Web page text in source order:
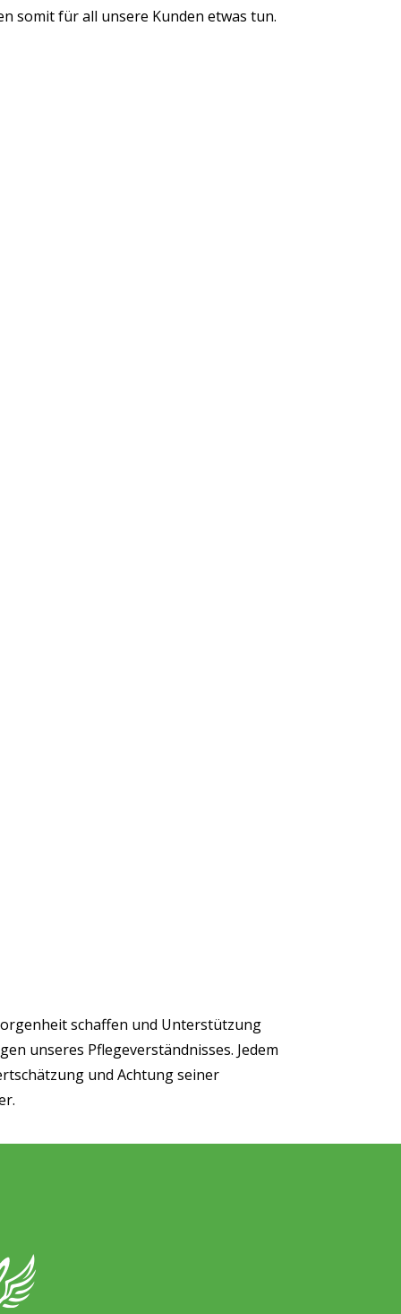
somit für all unsere Kunden etwas tun.
schaffen und Unterstützung
unseres Pflegeverständnisses. Jedem
und Achtung seiner